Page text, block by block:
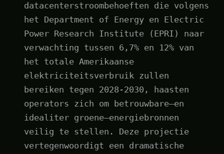
datacenterstroombehoeften die volgens
het Department of Energy en Electric
Power Research Institute (EPRI) naar
verwachting tussen 6,7% en 12% van
het totale Amerikaanse
elektriciteitsverbruik zullen
bereiken tegen 2028-2030, haasten
operators zich om betrouwbare—en
idealiter groene—energiebronnen
veilig te stellen. Deze projectie
vertegenwoordigt een dramatische